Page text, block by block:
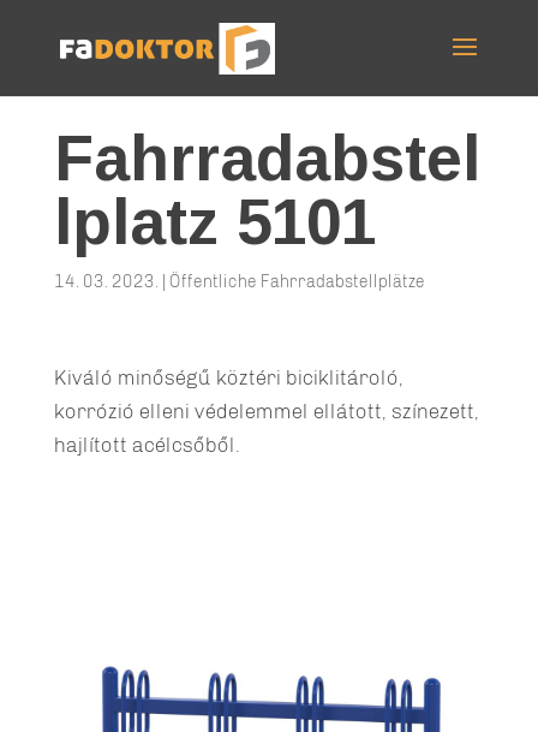
Fahrradabstel
lplatz 5101
14. 03. 2023. Öffentliche Fahrradabstellplätze
Kiváló minőségű köztéri biciklitároló,
korrózió elleni védelemmel ellátott, színezett,
hajlított acélcsőből.